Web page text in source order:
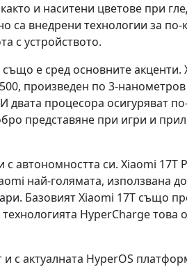
и наситени цветове при
са внедрени технологии за
с устройството.
е сред основните акценти.
произведен по 3-
двата процесора осигуряват
представяне при игри и
с автономността си. Xiaomi 17T
най-голямата, използвана
Базовият Xiaomi 17T също
HyperCharge това
с актуалната HyperOS